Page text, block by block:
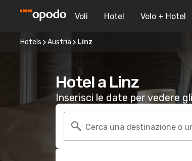
Voli Hotel Volo + Hotel
Hotels Austria Linz
Hotel a Linz
Inserisci le date per vedere
Cerca una destinazione o